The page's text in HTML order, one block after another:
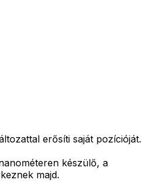
erősíti saját pozícióját.
készülő, a
majd.